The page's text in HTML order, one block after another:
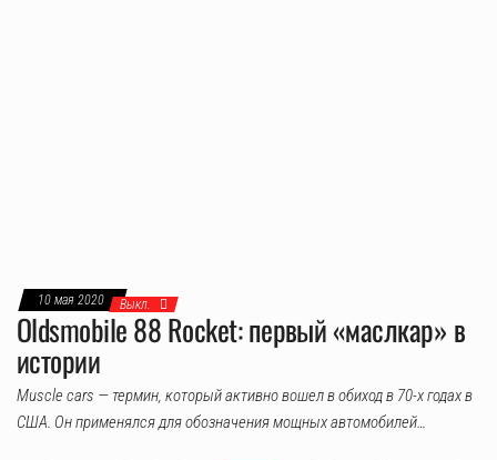
10 мая 2020 Выкл.
Oldsmobile 88 Rocket: первый «маслкар» в
истории
Muscle cars — термин, который активно вошел в обиход в 70-х годах в
США. Он применялся для обозначения мощных автомобилей…